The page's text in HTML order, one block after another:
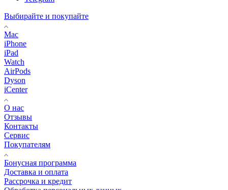
Выбирайте и покупайте
Mac
iPhone
iPad
Watch
AirPods
Dyson
iCenter
О нас
Отзывы
Контакты
Сервис
Покупателям
Бонусная программа
Доставка и оплата
Рассрочка и кредит